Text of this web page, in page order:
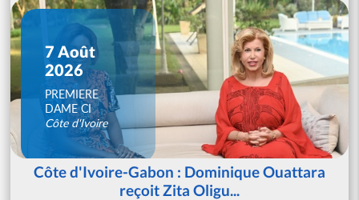
7 Août
2026
PREMIERE
DAME CI
Côte d'Ivoire
Côte d'Ivoire-Gabon : Dominique Ouattara
reçoit Zita Oligu...